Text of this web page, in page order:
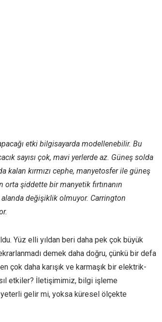
etki bilgisayarda modellenebilir. Bu
sayısı çok, mavi yerlerde az. Güneş solda
kalan kırmızı cephe, manyetosfer ile güneş
orta şiddette bir manyetik fırtınanın
alanda değişiklik olmuyor. Carrington
Yüz elli yıldan beri daha pek çok büyük
demek daha doğru, çünkü bir defa
çok daha karışık ve karmaşık bir elektrik-
etkiler? İletişimimiz, bilgi işleme
gelir mi, yoksa küresel ölçekte